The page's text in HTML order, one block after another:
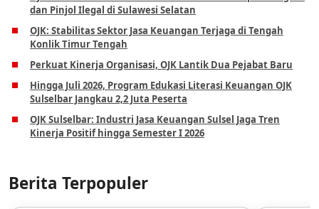
dan Pinjol Ilegal di Sulawesi Selatan
OJK: Stabilitas Sektor Jasa Keuangan Terjaga di Tengah
Konlik Timur Tengah
Perkuat Kinerja Organisasi, OJK Lantik Dua Pejabat Baru
Hingga Juli 2026, Program Edukasi Literasi Keuangan OJK
Sulselbar Jangkau 2,2 Juta Peserta
OJK Sulselbar: Industri Jasa Keuangan Sulsel Jaga Tren
Kinerja Positif hingga Semester I 2026
Berita Terpopuler